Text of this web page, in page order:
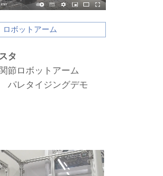
ロボットアーム
タ
節ロボットアーム
パレタイジングデモ